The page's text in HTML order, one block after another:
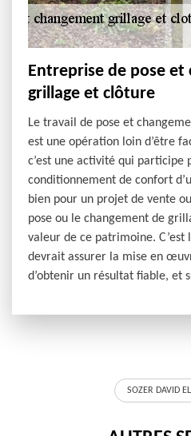
Entreprise de pose et
grillage et clôture
Le travail de pose et
est une opération loin d’être
c’est une activité qui
conditionnement de confort
bien pour un projet de vente
pose ou le changement de
valeur de ce patrimoine. C’est
devrait assurer la mise en
d’obtenir un résultat fiable, et
SOZER DAVID